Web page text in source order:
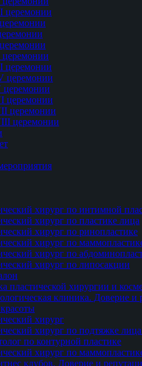
церемонии
церемонии
церемонии
церемонии
церемонии
церемонии
церемонии
хирург по интимной
хирург по пластике лица
хирург по ринопластике
хирург по
хирург по
хирург по липосакции
пластической хирургии и
клиника. Доверие и
хирург
хирург по подтяжке
по контурной пластике
хирург по
клубов. Доверие и